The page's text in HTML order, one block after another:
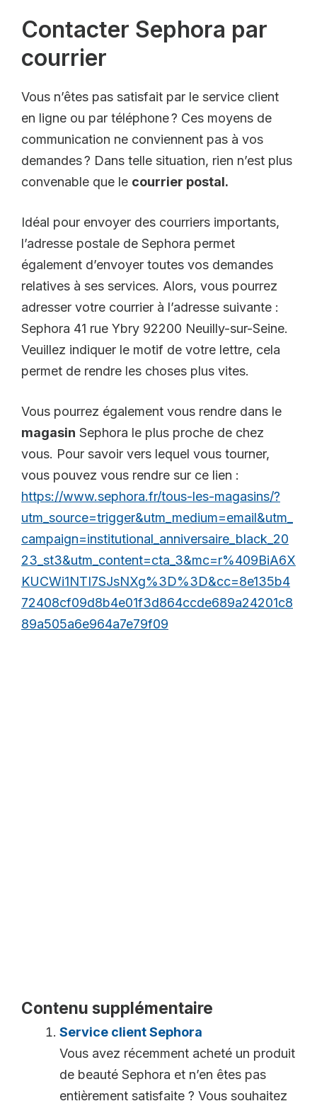
Contacter Sephora par
courrier
Vous n’êtes pas satisfait par le service client
en ligne ou par téléphone ? Ces moyens de
communication ne conviennent pas à vos
demandes ? Dans telle situation, rien n’est plus
convenable que le courrier postal.
Idéal pour envoyer des courriers importants,
l’adresse postale de Sephora permet
également d’envoyer toutes vos demandes
relatives à ses services. Alors, vous pourrez
adresser votre courrier à l’adresse suivante :
Sephora 41 rue Ybry 92200 Neuilly-sur-Seine.
Veuillez indiquer le motif de votre lettre, cela
permet de rendre les choses plus vites.
Vous pourrez également vous rendre dans le
magasin Sephora le plus proche de chez
vous. Pour savoir vers lequel vous tourner,
vous pouvez vous rendre sur ce lien :
https://www.sephora.fr/tous-les-magasins/?
utm_source=trigger&utm_medium=email&utm_
campaign=institutional_anniversaire_black_20
23_st3&utm_content=cta_3&mc=r%409BiA6X
KUCWi1NTI7SJsNXg%3D%3D&cc=8e135b4
72408cf09d8b4e01f3d864ccde689a24201c8
89a505a6e964a7e79f09
Contenu supplémentaire
Service client Sephora
Vous avez récemment acheté un produit
de beauté Sephora et n’en êtes pas
entièrement satisfaite ? Vous souhaitez